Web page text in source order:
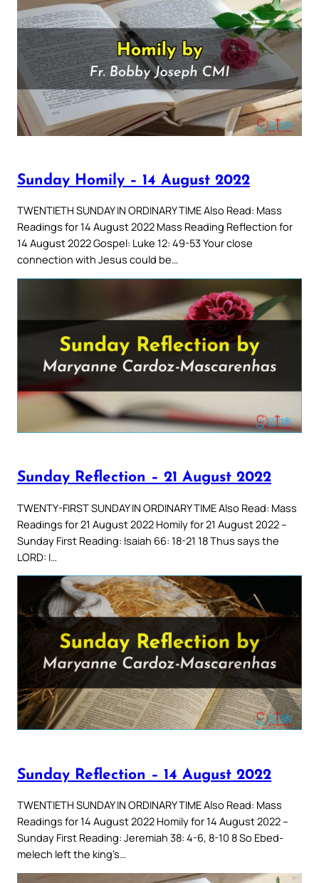
Sunday Homily – 14 August 2022
TWENTIETH SUNDAY IN ORDINARY TIME Also Read: Mass
Readings for 14 August 2022 Mass Reading Reflection for
14 August 2022 Gospel: Luke 12: 49-53 Your close
connection with Jesus could be…
Sunday Reflection – 21 August 2022
TWENTY-FIRST SUNDAY IN ORDINARY TIME Also Read: Mass
Readings for 21 August 2022 Homily for 21 August 2022 –
Sunday First Reading: Isaiah 66: 18-21 18 Thus says the
LORD: I…
Sunday Reflection – 14 August 2022
TWENTIETH SUNDAY IN ORDINARY TIME Also Read: Mass
Readings for 14 August 2022 Homily for 14 August 2022 –
Sunday First Reading: Jeremiah 38: 4-6, 8-10 8 So Ebed-
melech left the king’s…